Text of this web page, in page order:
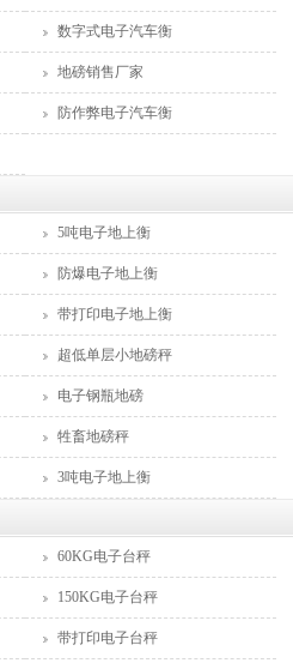
数字式电子汽车衡
地磅销售厂家
防作弊电子汽车衡
5吨电子地上衡
防爆电子地上衡
带打印电子地上衡
超低单层小地磅秤
电子钢瓶地磅
牲畜地磅秤
3吨电子地上衡
60KG电子台秤
150KG电子台秤
带打印电子台秤